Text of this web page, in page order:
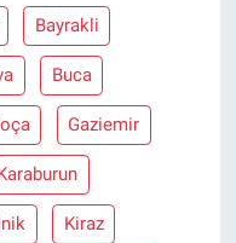
Bayrakli
Buca
Gaziemir
Kiraz